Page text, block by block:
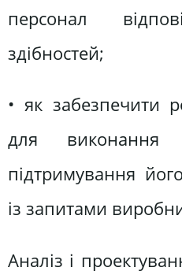
персонал
здібностей;
• як забезпечити
для
підтримування
із запитами
Аналіз і